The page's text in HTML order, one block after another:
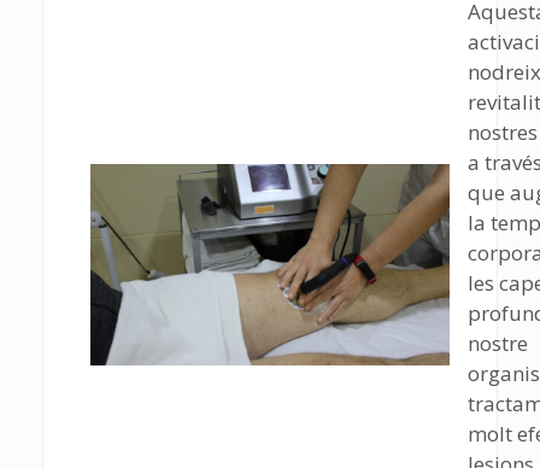
nostres
a
que
la
les
nostre
molt